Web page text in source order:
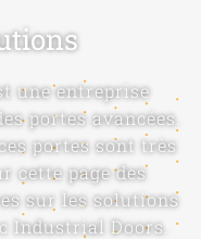
une entreprise
portes avancées.
portes sont très
cette page des
sur les solutions
Industrial Doors.